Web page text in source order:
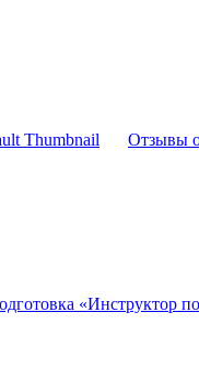
Отзывы
«Инструктор